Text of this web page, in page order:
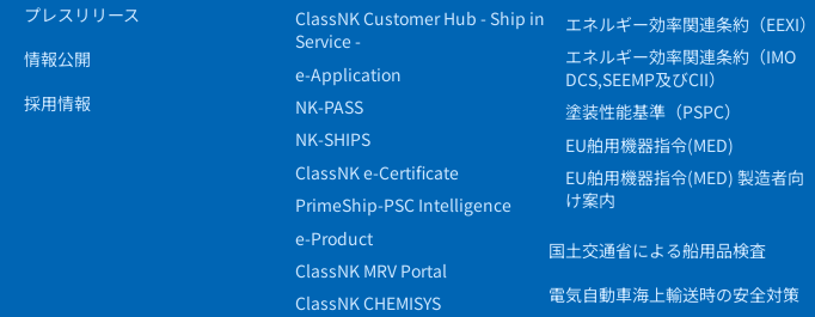
プレスリリース
情報公開
採用情報
ClassNK Customer Hub - Ship in
Service -
e-Application
NK-PASS
NK-SHIPS
ClassNK e-Certificate
PrimeShip-PSC Intelligence
e-Product
ClassNK MRV Portal
ClassNK CHEMISYS
エネルギー効率関連条約（EEXI）
エネルギー効率関連条約（IMO
DCS,SEEMP及びCII）
塗装性能基準（PSPC）
EU舶用機器指令(MED)
EU舶用機器指令(MED) 製造者向
け案内
国土交通省による船用品検査
電気自動車海上輸送時の安全対策